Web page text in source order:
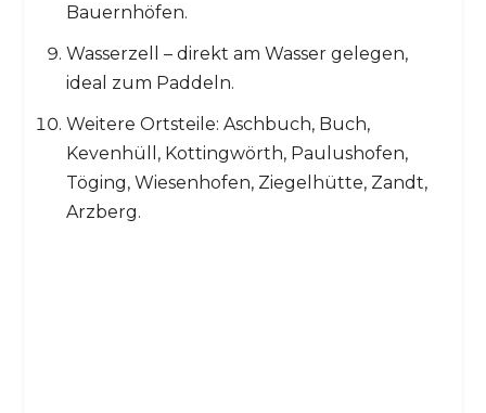
Bauernhöfen.
Wasserzell – direkt am Wasser gelegen,
ideal zum Paddeln.
Weitere Ortsteile: Aschbuch, Buch,
Kevenhüll, Kottingwörth, Paulushofen,
Töging, Wiesenhofen, Ziegelhütte, Zandt,
Arzberg.